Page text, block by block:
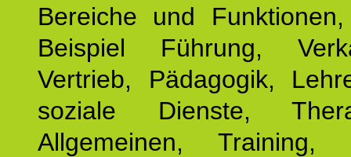
Bereiche und
Beispiel Führung,
Vertrieb, Pädagogik,
soziale Dienste,
Allgemeinen, Training,